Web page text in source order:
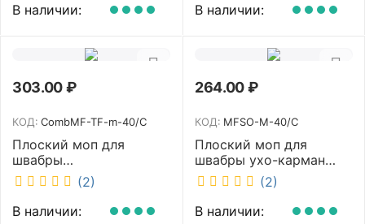
В наличии:
В наличии:
303.00₽
КОД: CombMF-TF-m-40/C
Плоский моп для
швабры
комбинированный ухо-
карман бежевый 40 см
NV CombMF-TF-m-40/C
(2)
В наличии:
264.00₽
КОД: MFSO-M-40/C
Плоский моп для
швабры ухо-карман
белый 40 см NV MFSO-
M-40/C
(2)
В наличии: